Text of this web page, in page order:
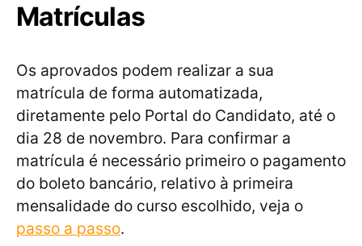
Matrículas
Os aprovados podem realizar a sua
matrícula de forma automatizada,
diretamente pelo Portal do Candidato, até o
dia 28 de novembro. Para confirmar a
matrícula é necessário primeiro o pagamento
do boleto bancário, relativo à primeira
mensalidade do curso escolhido, veja o
passo a passo.